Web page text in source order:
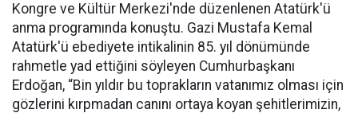
Kongre ve Kültür Merkezi'nde düzenlenen Atatürk'ü
anma programında konuştu. Gazi Mustafa Kemal
Atatürk'ü ebediyete intikalinin 85. yıl dönümünde
rahmetle yad ettiğini söyleyen Cumhurbaşkanı
Erdoğan, “Bin yıldır bu toprakların vatanımız olması için
gözlerini kırpmadan canını ortaya koyan şehitlerimizin,